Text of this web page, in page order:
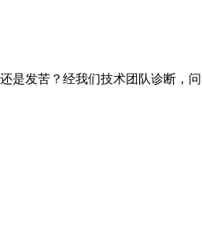
是发苦？经我们技术团队诊断，问